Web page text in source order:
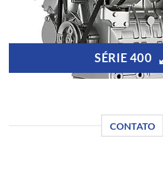
SÉRIE 400
CONTATO